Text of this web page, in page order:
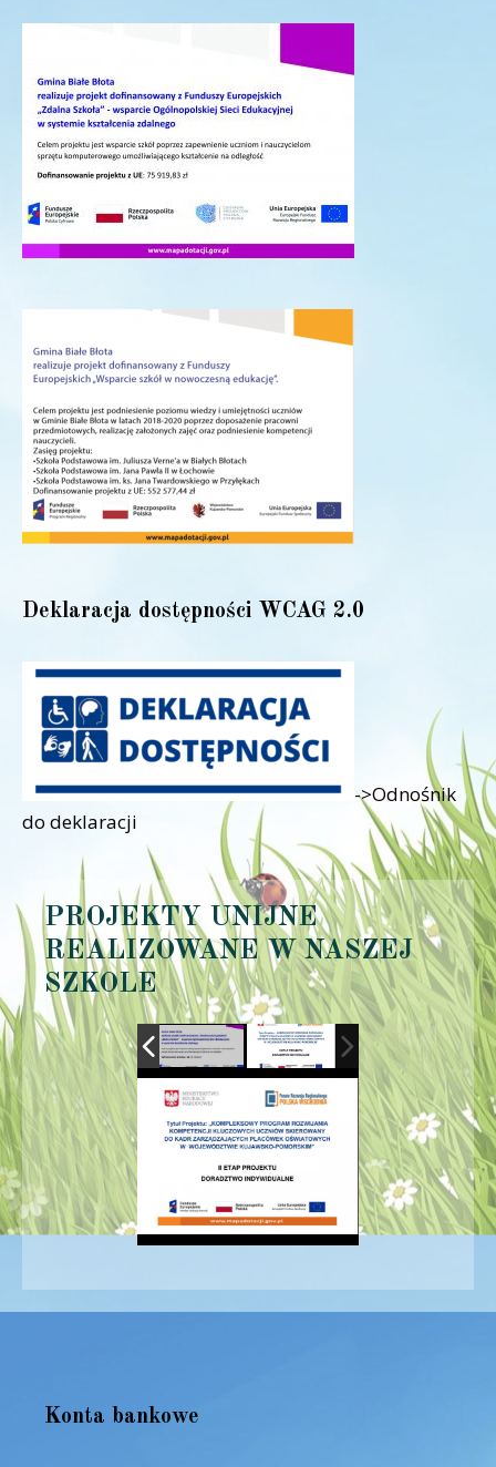
Deklaracja dostępności WCAG 2.0
->Odnośnik
do deklaracji
PROJEKTY UNIJNE
REALIZOWANE W NASZEJ
SZKOLE
Konta bankowe